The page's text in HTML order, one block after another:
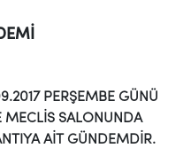
PERŞEMBE GÜNÜ
MECLİS SALONUNDA
AİT GÜNDEMDİR.